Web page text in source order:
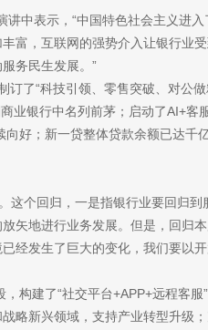
表示，“中国特色社会主义进入
富，互联网的强势介入让银行业
务民生发展。”
了“科技引领、零售突破、对公
银行中名列前茅；启动了AI+客
好；新一贷整体贷款余额已达千
个回归，一是指银行业要回归到
矢地进行业务发展。但是，回归
经发生了巨大的变化，我们要以
构建了“社交平台+APP+远程客服
略新兴领域，支持产业转型升级